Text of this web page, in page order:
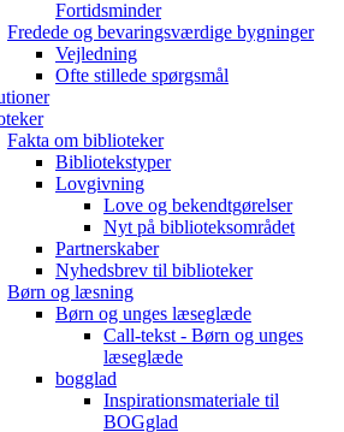
Fortidsminder
Fredede og bevaringsværdige bygninger
Vejledning
Ofte stillede spørgsmål
Fakta om biblioteker
Bibliotekstyper
Lovgivning
Love og bekendtgørelser
Nyt på biblioteksområdet
Partnerskaber
Nyhedsbrev til biblioteker
Børn og læsning
Børn og unges læseglæde
Call-tekst - Børn og unges
læseglæde
bogglad
Inspirationsmateriale til
BOGglad